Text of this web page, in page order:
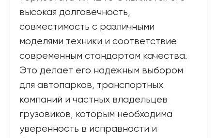
высокая долговечность,
совместимость с различными
моделями техники и соответствие
современным стандартам качества.
Это делает его надежным выбором
для автопарков, транспортных
компаний и частных владельцев
грузовиков, которым необходима
уверенность в исправности и